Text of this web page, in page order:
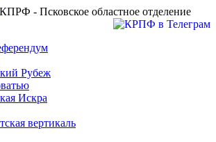
КПРФ - Псковское областное отделение
Рубеж
Искра
вертикаль